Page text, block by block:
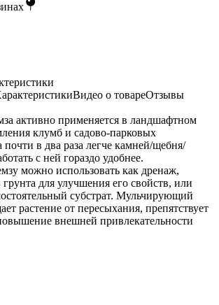
Видео о товареОтзывы
активно применяется в ландшафтном
клумб и садово-парковых
в два раза легче камней/щебня/
с ней гораздо удобнее.
можно использовать как дренаж,
грунта для улучшения его свойств, или
субстрат. Мульчирующий
растение от пересыхания, препятствует
внешней привлекательности